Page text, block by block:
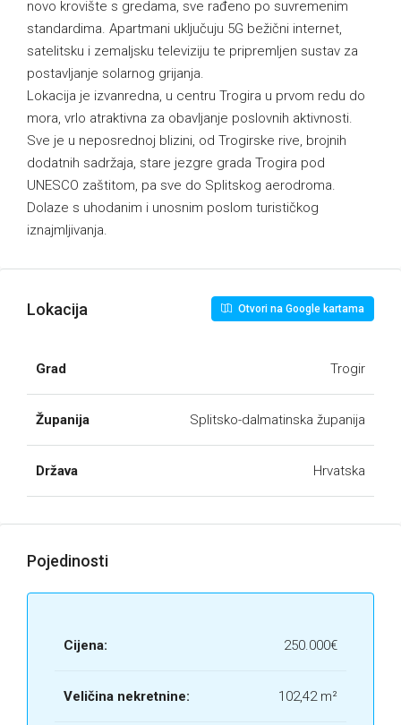
novo krovište s gredama, sve rađeno po suvremenim
standardima. Apartmani uključuju 5G bežični internet,
satelitsku i zemaljsku televiziju te pripremljen sustav za
postavljanje solarnog grijanja.
Lokacija je izvanredna, u centru Trogira u prvom redu do
mora, vrlo atraktivna za obavljanje poslovnih aktivnosti.
Sve je u neposrednoj blizini, od Trogirske rive, brojnih
dodatnih sadržaja, stare jezgre grada Trogira pod
UNESCO zaštitom, pa sve do Splitskog aerodroma.
Dolaze s uhodanim i unosnim poslom turističkog
iznajmljivanja.
Lokacija Otvori na Google kartama
Grad Trogir
Županija Splitsko-dalmatinska županija
Država Hrvatska
Pojedinosti
Cijena: 250.000€
Veličina nekretnine: 102,42 m²